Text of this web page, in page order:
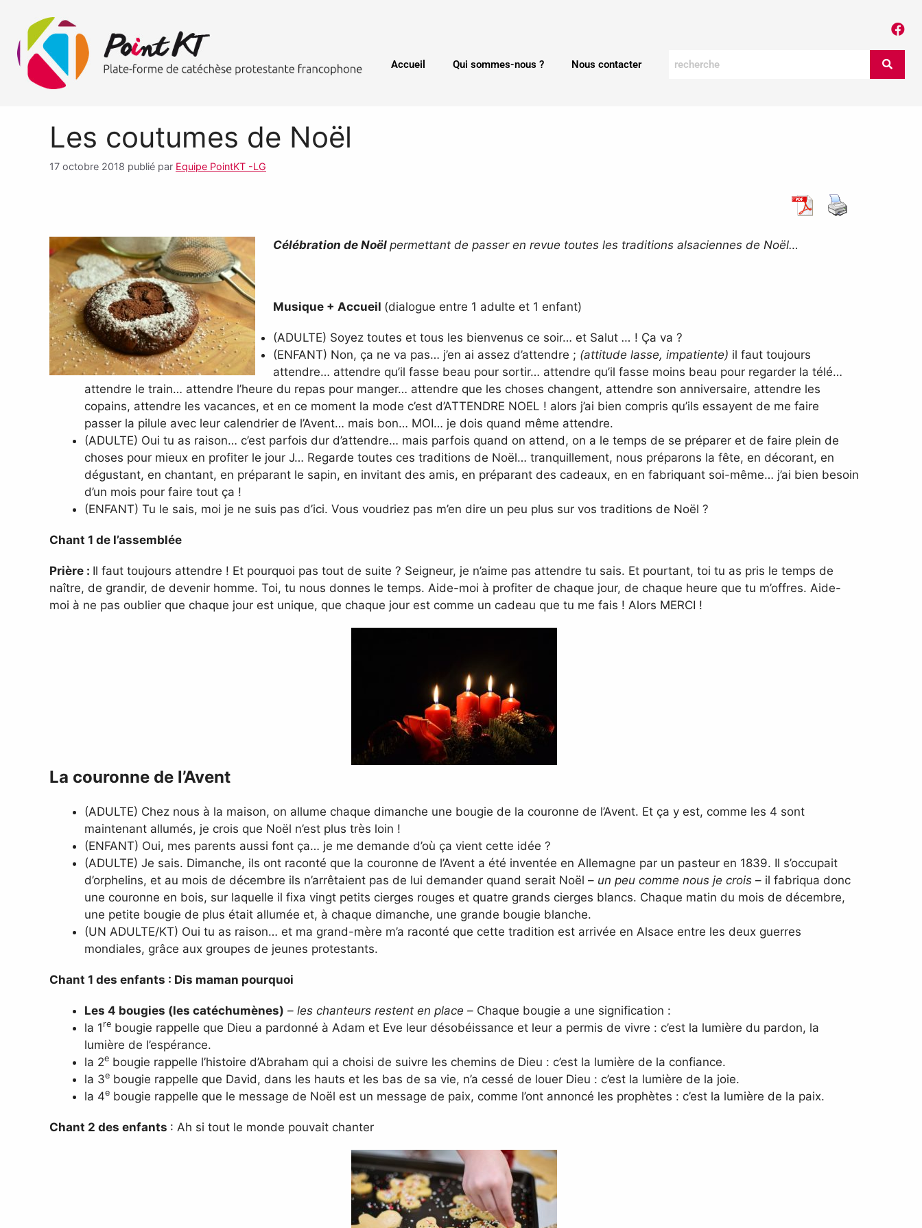
Accueil Qui sommes-nous ? Nous contacter
Les coutumes de Noël
17 octobre 2018 publié par Equipe PointKT -LG
Célébration de Noël permettant de passer en revue toutes les traditions alsaciennes de Noël…
Musique + Accueil (dialogue entre 1 adulte et 1 enfant)
(ADULTE) Soyez toutes et tous les bienvenus ce soir… et Salut … ! Ça va ?
(ENFANT) Non, ça ne va pas… j’en ai assez d’attendre ; (attitude lasse, impatiente) il faut toujours
attendre… attendre qu’il fasse beau pour sortir… attendre qu’il fasse moins beau pour regarder la télé…
attendre le train… attendre l’heure du repas pour manger… attendre que les choses changent, attendre son anniversaire, attendre les
copains, attendre les vacances, et en ce moment la mode c’est d’ATTENDRE NOEL ! alors j’ai bien compris qu’ils essayent de me faire
passer la pilule avec leur calendrier de l’Avent… mais bon… MOI… je dois quand même attendre.
(ADULTE) Oui tu as raison… c’est parfois dur d’attendre… mais parfois quand on attend, on a le temps de se préparer et de faire plein de
choses pour mieux en profiter le jour J… Regarde toutes ces traditions de Noël… tranquillement, nous préparons la fête, en décorant, en
dégustant, en chantant, en préparant le sapin, en invitant des amis, en préparant des cadeaux, en en fabriquant soi-même… j’ai bien besoin
d’un mois pour faire tout ça !
(ENFANT) Tu le sais, moi je ne suis pas d’ici. Vous voudriez pas m’en dire un peu plus sur vos traditions de Noël ?
Chant 1 de l’assemblée
Prière : Il faut toujours attendre ! Et pourquoi pas tout de suite ? Seigneur, je n’aime pas attendre tu sais. Et pourtant, toi tu as pris le temps de
naître, de grandir, de devenir homme. Toi, tu nous donnes le temps. Aide-moi à profiter de chaque jour, de chaque heure que tu m’offres. Aide-
moi à ne pas oublier que chaque jour est unique, que chaque jour est comme un cadeau que tu me fais ! Alors MERCI !
La couronne de l’Avent
(ADULTE) Chez nous à la maison, on allume chaque dimanche une bougie de la couronne de l’Avent. Et ça y est, comme les 4 sont
maintenant allumés, je crois que Noël n’est plus très loin !
(ENFANT) Oui, mes parents aussi font ça… je me demande d’où ça vient cette idée ?
(ADULTE) Je sais. Dimanche, ils ont raconté que la couronne de l’Avent a été inventée en Allemagne par un pasteur en 1839. Il s’occupait
d’orphelins, et au mois de décembre ils n’arrêtaient pas de lui demander quand serait Noël – un peu comme nous je crois – il fabriqua donc
une couronne en bois, sur laquelle il fixa vingt petits cierges rouges et quatre grands cierges blancs. Chaque matin du mois de décembre,
une petite bougie de plus était allumée et, à chaque dimanche, une grande bougie blanche.
(UN ADULTE/KT) Oui tu as raison… et ma grand-mère m’a raconté que cette tradition est arrivée en Alsace entre les deux guerres
mondiales, grâce aux groupes de jeunes protestants.
Chant 1 des enfants : Dis maman pourquoi
Les 4 bougies (les catéchumènes) – les chanteurs restent en place – Chaque bougie a une signification :
la 1 re bougie rappelle que Dieu a pardonné à Adam et Eve leur désobéissance et leur a permis de vivre : c’est la lumière du pardon, la
lumière de l’espérance.
la 2e bougie rappelle l’histoire d’Abraham qui a choisi de suivre les chemins de Dieu : c’est la lumière de la confiance.
la 3e bougie rappelle que David, dans les hauts et les bas de sa vie, n’a cessé de louer Dieu : c’est la lumière de la joie.
la 4e bougie rappelle que le message de Noël est un message de paix, comme l’ont annoncé les prophètes : c’est la lumière de la paix.
Chant 2 des enfants : Ah si tout le monde pouvait chanter